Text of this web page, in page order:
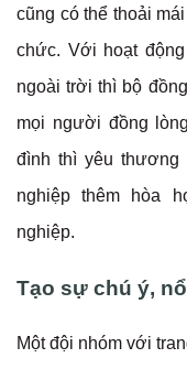
cũng có thể thoải
chức. Với hoạt
ngoài trời thì bộ
mọi người đồng
đình thì yêu thương
nghiệp thêm hòa
nghiệp.
Tạo sự chú ý,
Một đội nhóm với